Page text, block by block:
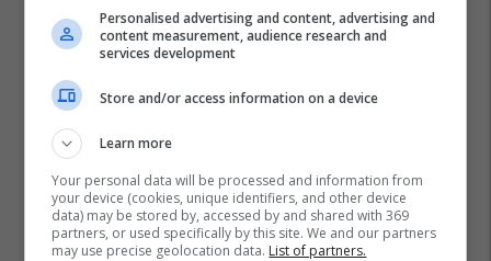
Personalised advertising and content, advertising and
content measurement, audience research and
services development
Store and/or access information on a device
Learn more
Your personal data will be processed and information from
your device (cookies, unique identifiers, and other device
data) may be stored by, accessed by and shared with 369
partners, or used specifically by this site. We and our partners
may use precise geolocation data. List of partners.